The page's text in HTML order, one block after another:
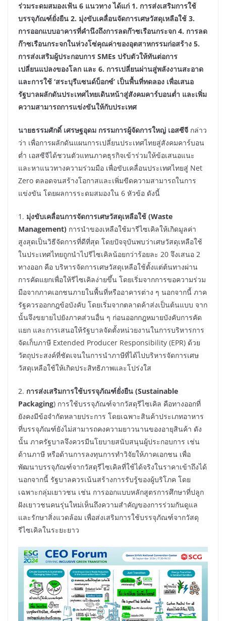
ร่วมระดมสมองเฟ้น 6 แนวทาง ได้แก่ 1. การส่งเสริมการใช้
บรรจุภัณฑ์ยั่งยืน 2. มุ่งขับเคลื่อนจัดการเศษวัสดุเหลือใช้ 3.
การออกแบบอาคารที่คำนึงถึงการลดก๊าซเรือนกระจก 4. การลด
ก๊าซเรือนกระจกในห่วงโซ่คุณค่าของอุตสาหกรรมก่อสร้าง 5.
การส่งเสริมผู้ประกอบการ SMEs ปรับตัวให้ทันต่อการ
เปลี่ยนแปลงของโลก และ 6. การเปลี่ยนผ่านสู่พลังงานสะอาด
และการใช้ ‘สระบุรีแซนด์บ็อกซ์’ เป็นพื้นที่ทดลอง เพื่อเสนอ
รัฐบาลผลักดันประเทศไทยเดินหน้าสู่สังคมคาร์บอนต่ำ และเพิ่ม
ความสามารถการแข่งขันให้กับประเทศ
นายธรรมศักดิ์ เศรษฐอุดม กรรมการผู้จัดการใหญ่ เอสซีจี กล่าว
ว่า เพื่อการผลักดันแผนการเปลี่ยนประเทศไทยสู่สังคมคาร์บอน
ต่ำ เอสซีจีได้ชวนตัวแทนภาคธุรกิจเข้าร่วมให้ข้อเสนอแนะ
และหาแนวทางความร่วมมือ เพื่อขับเคลื่อนประเทศไทยสู่ Net
Zero ตลอดจนสร้างโอกาสและเพิ่มขีดความสามารถในการ
แข่งขัน โดยผลการระดมสมองใน 6 หัวข้อ ดังนี้
1. มุ่งขับเคลื่อนการจัดการเศษวัสดุเหลือใช้ (Waste
Management) การนำของเหลือใช้มารีไซเคิลให้เกิดมูลค่า
สูงสุดเป็นวิธีจัดการที่ดีที่สุด โดยปัจจุบันพบว่าเศษวัสดุเหลือใช้
ในประเทศไทยถูกนำไปรีไซเคิลน้อยกว่าร้อยละ 20 จึงเสนอ 2
ทางออก คือ บริหารจัดการเศษวัสดุเหลือใช้ตั้งแต่ต้นทางผ่าน
การคัดแยกเพื่อให้รีไซเคิลง่ายขึ้น โดยเริ่มจากการขอความร่วม
มือจากภาคเอกชนภายในพื้นที่หรืออาคารต่าง ๆ นอกจากนี้ ภาค
รัฐควรออกกฎข้อบังคับ โดยเริ่มจากตลาดค้าส่งเป็นต้นแบบ จาก
นั้นจึงขยายไปยังภาคส่วนอื่น ๆ ก่อนออกกฎหมายบังคับการคัด
แยก และการเสนอให้รัฐบาลจัดตั้งหน่วยงานในการบริหารการ
จัดเก็บภาษี Extended Producer Responsibility (EPR) ด้วย
วัตถุประสงค์ที่ชัดเจนในการนำภาษีที่ได้ไปบริหารจัดการเศษ
วัสดุเหลือใช้ให้เกิดประสิทธิภาพและโปร่งใส
2. การส่งเสริมการใช้บรรจุภัณฑ์ยั่งยืน (Sustainable
Packaging) การใช้บรรจุภัณฑ์จากวัสดุรีไซเคิล คือทางออกที่
ยังคงมีข้อจำกัดหลายประการ โดยเฉพาะสินค้าประเภทอาหาร
ที่บรรจุภัณฑ์ยังไม่สามารถคงความยาวนานของอายุสินค้า ดัง
นั้น ภาครัฐบาลจึงควรมีนโยบายสนับสนุนผู้ประกอบการ เช่น
ด้านภาษี หรือด้านการลงทุนการทำวิจัยให้ภาคเอกชน เพื่อ
พัฒนาบรรจุภัณฑ์จากวัสดุรีไซเคิลที่ใช้ได้จริงในราคาเข้าถึงได้
นอกจากนี้ รัฐบาลควรเน้นสร้างการรับรู้ของผู้บริโภค โดย
เฉพาะกลุ่มเยาวชน เช่น การออกแบบหลักสูตรการศึกษาที่ปลูก
ฝังเยาวชนคนรุ่นใหม่เห็นถึงความสำคัญของการร่วมกันดูแล
และรักษาสิ่งแวดล้อม เพื่อส่งเสริมการใช้บรรจุภัณฑ์จากวัสดุ
รีไซเคิลในระยะยาว